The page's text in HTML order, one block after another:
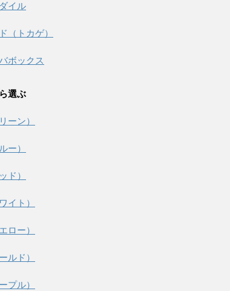
イル
（トカゲ）
ボックス
選ぶ
ーン）
ー）
ド）
イト）
ロー）
ルド）
プル）